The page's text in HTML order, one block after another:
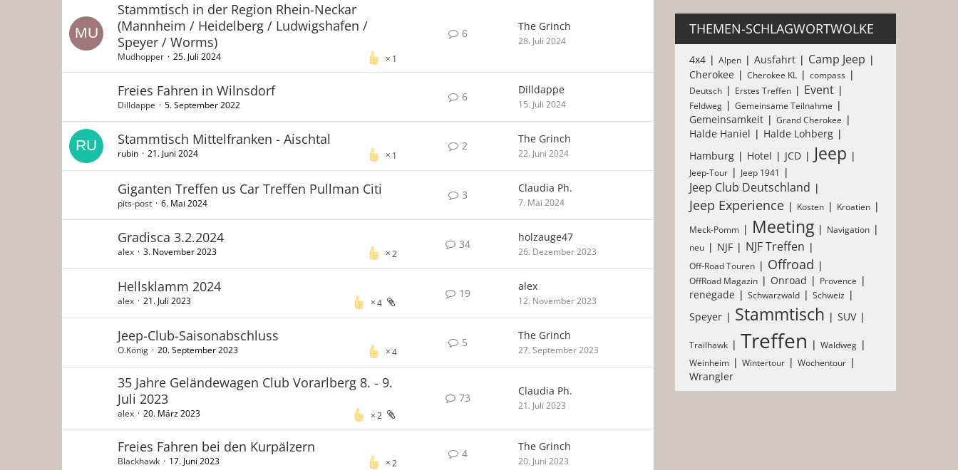
Stammtisch in der Region Rhein-Neckar
(Mannheim / Heidelberg / Ludwigshafen /
Speyer / Worms)
1
Mudhopper 25. Juli 2024
6
The Grinch
28. Juli 2024
Freies Fahren in Wilnsdorf
Dilldappe 5. September 2022
6
Dilldappe
15. Juli 2024
Stammtisch Mittelfranken - Aischtal
1
rubin 21. Juni 2024
2
The Grinch
22. Juni 2024
Giganten Treffen us Car Treffen Pullman Citi
pits-post 6. Mai 2024
3
Claudia Ph.
7. Mai 2024
Gradisca 3.2.2024
2
alex 3. November 2023
34
holzauge47
26. Dezember 2023
Hellsklamm 2024
4
alex 21. Juli 2023
19
alex
12. November 2023
Jeep-Club-Saisonabschluss
4
O.König 20. September 2023
5
The Grinch
27. September 2023
35 Jahre Geländewagen Club Vorarlberg 8. - 9.
Juli 2023
2
alex 20. März 2023
73
Claudia Ph.
21. Juli 2023
Freies Fahren bei den Kurpälzern
2
Blackhawk 17. Juni 2023
4
The Grinch
20. Juni 2023
THEMEN-SCHLAGWORTWOLKE
4x4 Alpen Ausfahrt Camp Jeep
Cherokee Cherokee KL
compass
Deutsch
Erstes Treffen Event
Feldweg Gemeinsame Teilnahme
Gemeinsamkeit Grand Cherokee
Halde Haniel
Halde Lohberg
Hamburg
Hotel JCD Jeep
Jeep-Tour Jeep 1941
Jeep Club Deutschland
Jeep Experience Kosten
Kroatien
Meck-Pomm
Meeting
Navigation
neu
NJF NJF Treffen
Off-Road Touren Offroad
OffRoad Magazin Onroad Provence
renegade Schwarzwald Schweiz
Speyer Stammtisch SUV
Trailhawk Treffen
Waldweg
Weinheim
Wintertour Wochentour
Wrangler